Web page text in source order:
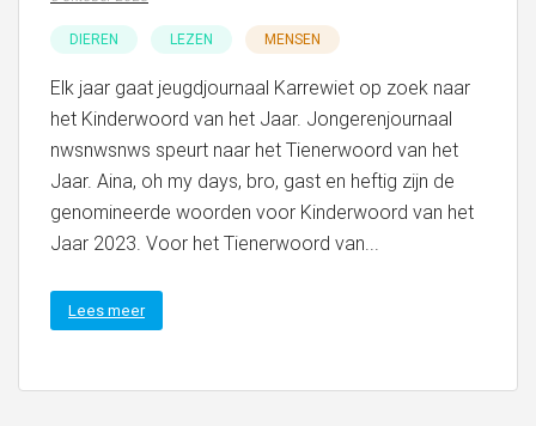
DIEREN LEZEN MENSEN
Elk jaar gaat jeugdjournaal Karrewiet op zoek naar
het Kinderwoord van het Jaar. Jongerenjournaal
nwsnwsnws speurt naar het Tienerwoord van het
Jaar. Aina, oh my days, bro, gast en heftig zijn de
genomineerde woorden voor Kinderwoord van het
Jaar 2023. Voor het Tienerwoord van...
Lees meer